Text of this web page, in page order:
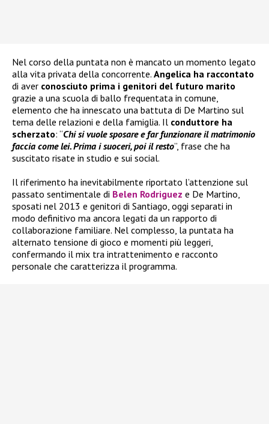
Nel corso della puntata non è mancato un momento legato
alla vita privata della concorrente. Angelica ha raccontato
di aver conosciuto prima i genitori del futuro marito
grazie a una scuola di ballo frequentata in comune,
elemento che ha innescato una battuta di De Martino sul
tema delle relazioni e della famiglia. Il conduttore ha
scherzato: “Chi si vuole sposare e far funzionare il matrimonio
faccia come lei. Prima i suoceri, poi il resto”, frase che ha
suscitato risate in studio e sui social.
Il riferimento ha inevitabilmente riportato l’attenzione sul
passato sentimentale di Belen Rodriguez e De Martino,
sposati nel 2013 e genitori di Santiago, oggi separati in
modo definitivo ma ancora legati da un rapporto di
collaborazione familiare. Nel complesso, la puntata ha
alternato tensione di gioco e momenti più leggeri,
confermando il mix tra intrattenimento e racconto
personale che caratterizza il programma.